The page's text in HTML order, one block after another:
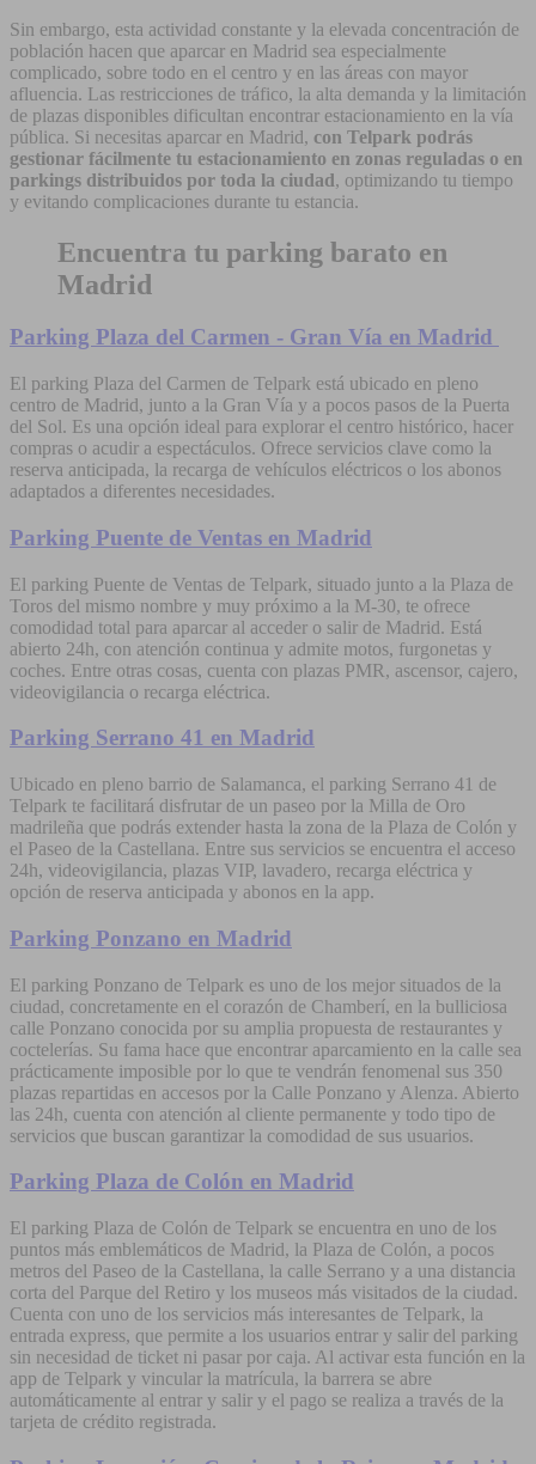
Sin embargo, esta actividad constante y la elevada concentración de
población hacen que aparcar en Madrid sea especialmente
complicado, sobre todo en el centro y en las áreas con mayor
afluencia. Las restricciones de tráfico, la alta demanda y la limitación
de plazas disponibles dificultan encontrar estacionamiento en la vía
pública. Si necesitas aparcar en Madrid, con Telpark podrás
gestionar fácilmente tu estacionamiento en zonas reguladas o en
parkings distribuidos por toda la ciudad, optimizando tu tiempo
y evitando complicaciones durante tu estancia.
Encuentra tu parking barato en
Madrid
Parking Plaza del Carmen - Gran Vía en Madrid
El parking Plaza del Carmen de Telpark está ubicado en pleno
centro de Madrid, junto a la Gran Vía y a pocos pasos de la Puerta
del Sol. Es una opción ideal para explorar el centro histórico, hacer
compras o acudir a espectáculos. Ofrece servicios clave como la
reserva anticipada, la recarga de vehículos eléctricos o los abonos
adaptados a diferentes necesidades.
Parking Puente de Ventas en Madrid
El parking Puente de Ventas de Telpark, situado junto a la Plaza de
Toros del mismo nombre y muy próximo a la M-30, te ofrece
comodidad total para aparcar al acceder o salir de Madrid. Está
abierto 24h, con atención continua y admite motos, furgonetas y
coches. Entre otras cosas, cuenta con plazas PMR, ascensor, cajero,
videovigilancia o recarga eléctrica.
Parking Serrano 41 en Madrid
Ubicado en pleno barrio de Salamanca, el parking Serrano 41 de
Telpark te facilitará disfrutar de un paseo por la Milla de Oro
madrileña que podrás extender hasta la zona de la Plaza de Colón y
el Paseo de la Castellana. Entre sus servicios se encuentra el acceso
24h, videovigilancia, plazas VIP, lavadero, recarga eléctrica y
opción de reserva anticipada y abonos en la app.
Parking Ponzano en Madrid
El parking Ponzano de Telpark es uno de los mejor situados de la
ciudad, concretamente en el corazón de Chamberí, en la bulliciosa
calle Ponzano conocida por su amplia propuesta de restaurantes y
coctelerías. Su fama hace que encontrar aparcamiento en la calle sea
prácticamente imposible por lo que te vendrán fenomenal sus 350
plazas repartidas en accesos por la Calle Ponzano y Alenza. Abierto
las 24h, cuenta con atención al cliente permanente y todo tipo de
servicios que buscan garantizar la comodidad de sus usuarios.
Parking Plaza de Colón en Madrid
El parking Plaza de Colón de Telpark se encuentra en uno de los
puntos más emblemáticos de Madrid, la Plaza de Colón, a pocos
metros del Paseo de la Castellana, la calle Serrano y a una distancia
corta del Parque del Retiro y los museos más visitados de la ciudad.
Cuenta con uno de los servicios más interesantes de Telpark, la
entrada express, que permite a los usuarios entrar y salir del parking
sin necesidad de ticket ni pasar por caja. Al activar esta función en la
app de Telpark y vincular la matrícula, la barrera se abre
automáticamente al entrar y salir y el pago se realiza a través de la
tarjeta de crédito registrada.